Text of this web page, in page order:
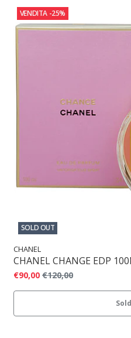
VENDITA -25%
SOLD OUT
CHANEL
CHANEL CHANGE EDP
€90,00 €120,00